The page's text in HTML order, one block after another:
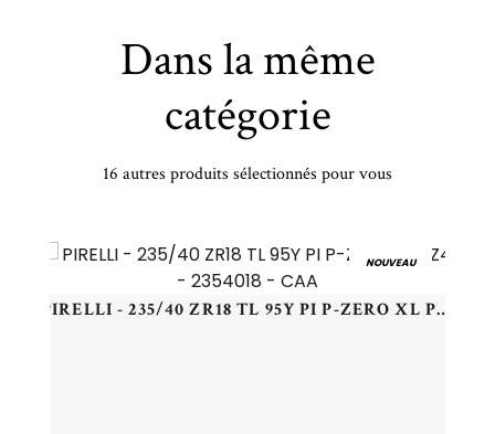
Dans la même
catégorie
16 autres produits sélectionnés pour vous
NOUVEAU
PIRELLI - 235/40 ZR18 TL 95Y PI P-ZERO XL PZ4 - 2354018 - CAA